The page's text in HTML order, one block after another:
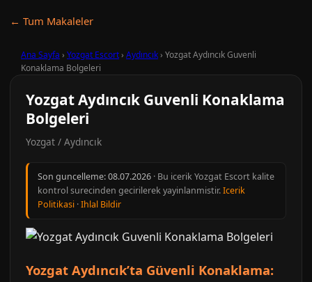
← Tum Makaleler
Ana Sayfa › Yozgat Escort› Aydıncık› Yozgat Aydıncık Guvenli
Konaklama Bolgeleri
Yozgat Aydıncık Guvenli Konaklama
Bolgeleri
Yozgat / Aydıncık
Son guncelleme:08.07.2026 · Bu icerik Yozgat Escort kalite
kontrol surecinden gecirilerek yayinlanmistir.Icerik
Politikasi ·Ihlal Bildir
Yozgat Aydıncık’ta Güvenli Konaklama: